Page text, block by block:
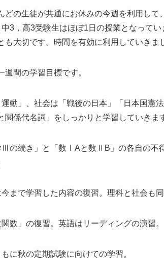
どの生徒が共通にお休みの今週を利用し
3，高3受験生はほぼ1日の授業となって
も大切です。時間を有効に利用していきま
間の学習目標です。
動」、社会は「戦後の日本」「日本国憲
関係代名詞」をしっかりと学習していきま
続き」と「数ⅠAと数ⅡB」の各自の不
まで学習した内容の復習。理科と社会も同
数」の復習。英語はリーディングの演習。
に秋の定期試験に向けての学習。